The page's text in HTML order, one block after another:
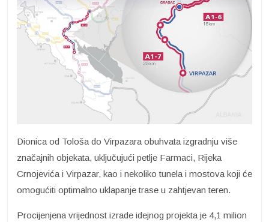
Dionica od Tološa do Virpazara obuhvata izgradnju više
značajnih objekata, uključujući petlje Farmaci, Rijeka
Crnojevića i Virpazar, kao i nekoliko tunela i mostova koji će
omogućiti optimalno uklapanje trase u zahtjevan teren.
Procijenjena vrijednost izrade idejnog projekta je 4,1 milion